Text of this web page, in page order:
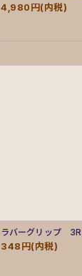
4,980円(内税)
ラバーグリップ 3R
348円(内税)